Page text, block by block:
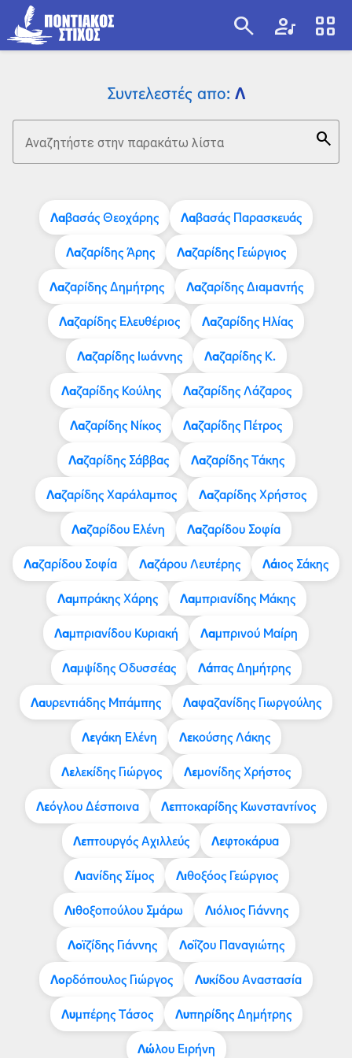
search artist view_cozy
Συντελεστές απο: Λ
Αναζητήστε στην παρακάτω λίστα search
Λαβασάς Θεοχάρης Λαβασάς Παρασκευάς
Λαζαρίδης Άρης Λαζαρίδης Γεώργιος
Λαζαρίδης Δημήτρης Λαζαρίδης Διαμαντής
Λαζαρίδης Ελευθέριος Λαζαρίδης Ηλίας
Λαζαρίδης Ιωάννης Λαζαρίδης Κ.
Λαζαρίδης Κούλης Λαζαρίδης Λάζαρος
Λαζαρίδης Νίκος Λαζαρίδης Πέτρος
Λαζαρίδης Σάββας Λαζαρίδης Τάκης
Λαζαρίδης Χαράλαμπος Λαζαρίδης Χρήστος
Λαζαρίδου Ελένη Λαζαρίδου Σοφία
Λαζαρίδου Σοφία Λαζάρου Λευτέρης Λάιος Σάκης
Λαμπράκης Χάρης Λαμπριανίδης Μάκης
Λαμπριανίδου Κυριακή Λαμπρινού Μαίρη
Λαμψίδης Οδυσσέας Λάπας Δημήτρης
Λαυρεντιάδης Μπάμπης Λαφαζανίδης Γιωργούλης
Λεγάκη Ελένη Λεκούσης Λάκης
Λελεκίδης Γιώργος Λεμονίδης Χρήστος
Λεόγλου Δέσποινα Λεπτοκαρίδης Κωνσταντίνος
Λεπτουργός Αχιλλεύς Λεφτοκάρυα
Λιανίδης Σίμος Λιθοξόος Γεώργιος
Λιθοξοπούλου Σμάρω Λιόλιος Γιάννης
Λοϊζίδης Γιάννης Λοΐζου Παναγιώτης
Λορδόπουλος Γιώργος Λυκίδου Αναστασία
Λυμπέρης Τάσος Λυπηρίδης Δημήτρης
Λώλου Ειρήνη